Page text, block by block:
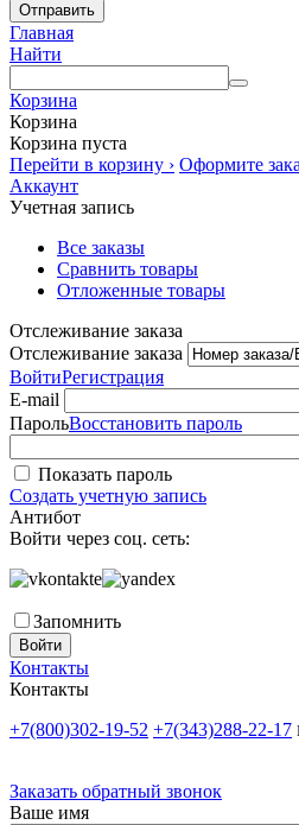
Отправить
Главная
Найти
Корзина
Корзина
Корзина пуста
Перейти в корзину › Оформите
Аккаунт
Учетная запись
Все заказы
Сравнить товары
Отложенные товары
Отслеживание заказа
Отслеживание заказа
ВойтиРегистрация
E-mail
ПарольВосстановить пароль
Показать пароль
Создать учетную запись
Антибот
Войти через соц. сеть:
Запомнить
Войти
Контакты
Контакты
+7(800)302-19-52 +7(343)288-22-17
Заказать обратный звонок
Ваше имя